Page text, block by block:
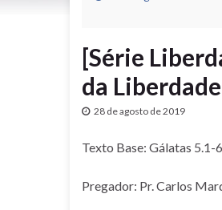
[Série
da Liberdade
28 de agosto de 2019
Texto Base: Gálatas 5.1-6
Pregador: Pr. Carlos